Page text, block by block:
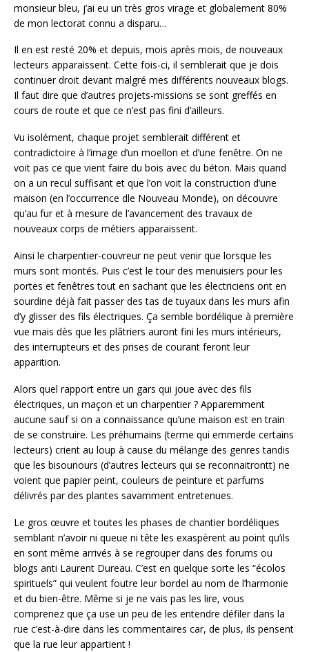
monsieur bleu, j’ai eu un très gros virage et globalement 80%
de mon lectorat connu a disparu…
Il en est resté 20% et depuis, mois après mois, de nouveaux
lecteurs apparaissent. Cette fois-ci, il semblerait que je dois
continuer droit devant malgré mes différents nouveaux blogs.
Il faut dire que d’autres projets-missions se sont greffés en
cours de route et que ce n’est pas fini d’ailleurs.
Vu isolément, chaque projet semblerait différent et
contradictoire à l’image d’un moellon et d’une fenêtre. On ne
voit pas ce que vient faire du bois avec du béton. Mais quand
on a un recul suffisant et que l’on voit la construction d’une
maison (en l’occurrence dle Nouveau Monde), on découvre
qu’au fur et à mesure de l’avancement des travaux de
nouveaux corps de métiers apparaissent.
Ainsi le charpentier-couvreur ne peut venir que lorsque les
murs sont montés. Puis c’est le tour des menuisiers pour les
portes et fenêtres tout en sachant que les électriciens ont en
sourdine déjà fait passer des tas de tuyaux dans les murs afin
d’y glisser des fils électriques. Ça semble bordélique à première
vue mais dès que les plâtriers auront fini les murs intérieurs,
des interrupteurs et des prises de courant feront leur
apparition.
Alors quel rapport entre un gars qui joue avec des fils
électriques, un maçon et un charpentier ? Apparemment
aucune sauf si on a connaissance qu’une maison est en train
de se construire. Les préhumains (terme qui emmerde certains
lecteurs) crient au loup à cause du mélange des genres tandis
que les bisounours (d’autres lecteurs qui se reconnaitrontt) ne
voient que papier peint, couleurs de peinture et parfums
délivrés par des plantes savamment entretenues.
Le gros œuvre et toutes les phases de chantier bordéliques
semblant n’avoir ni queue ni tête les exaspèrent au point qu’ils
en sont même arrivés à se regrouper dans des forums ou
blogs anti Laurent Dureau. C’est en quelque sorte les “écolos
spirituels” qui veulent foutre leur bordel au nom de l’harmonie
et du bien-être. Même si je ne vais pas les lire, vous
comprenez que ça use un peu de les entendre défiler dans la
rue c’est-à-dire dans les commentaires car, de plus, ils pensent
que la rue leur appartient !